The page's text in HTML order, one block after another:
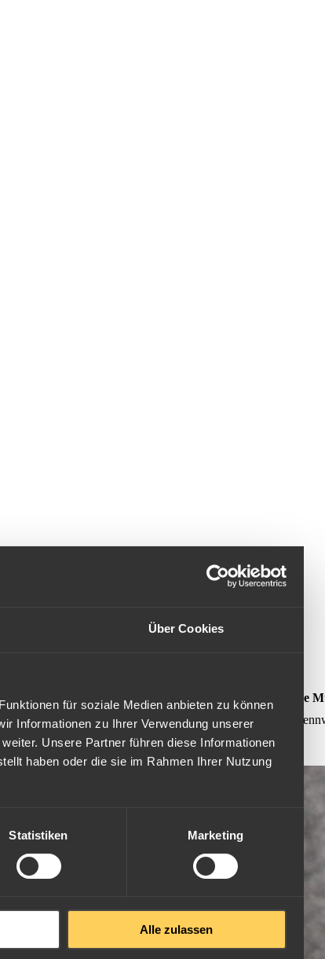
Über Cookies
für soziale Medien anbieten zu können
Informationen zu Ihrer Verwendung unserer
Unsere Partner führen diese Informationen
haben oder die sie im Rahmen Ihrer Nutzung
Statistiken Marketing
Alle zulassen
Es wurden 10 Lire Goldmünzen (1850-1860) und 20 Lire
wurden in diesem Zeitraum Goldmünzen mit den